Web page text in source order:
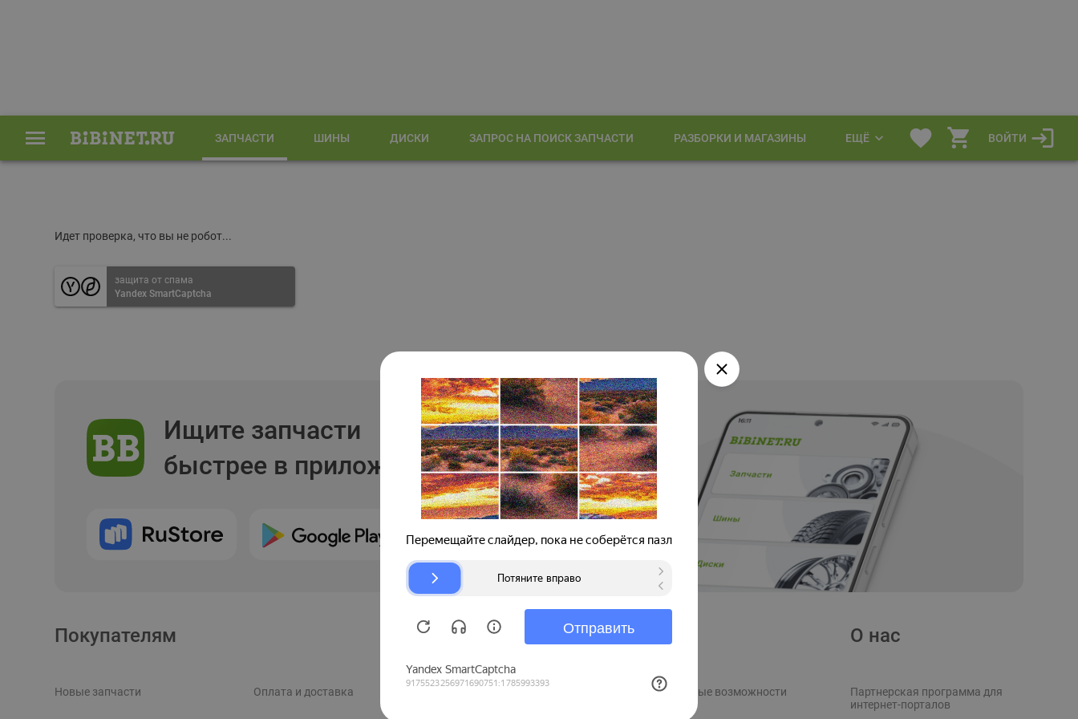
ЗАПЧАСТИ ШИНЫ ДИСКИ ЗАПРОС НА ПОИСК ЗАПЧАСТИ РАЗБОРКИ И МАГАЗИНЫ ЕЩЁ ВОЙТИ
Идет проверка, что вы не робот...
защита от спама
Yandex SmartCaptcha
Ищите запчасти
быстрее в приложении
Покупателям
Новые запчасти Оплата и доставка
Продавцам
Рекламные возможности
О нас
Партнерская программа для
интернет-порталов